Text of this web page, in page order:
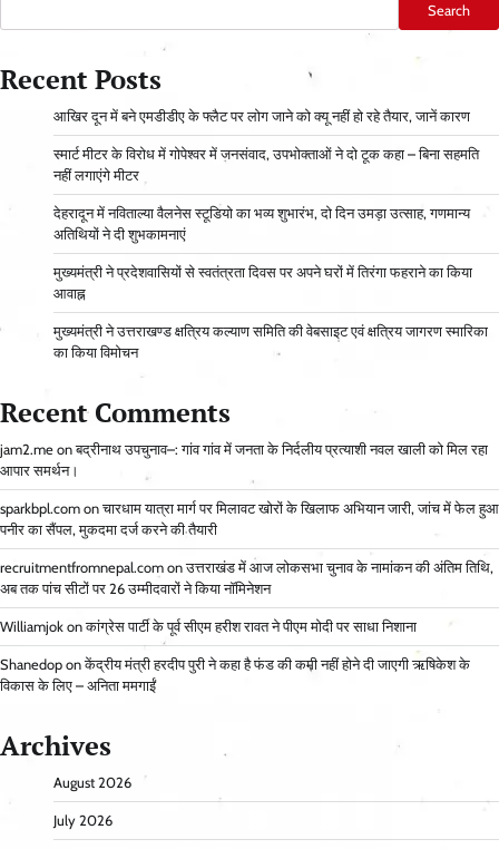
Search
Recent Posts
आ​खिर दून में बने एमडीडीए के फ्लैट पर लोग जाने को क्यू नहीं हो रहे तैयार, जानें कारण
स्मार्ट मीटर के विरोध में गोपेश्वर में जनसंवाद, उपभोक्ताओं ने दो टूक कहा – बिना सहमति
नहीं लगाएंगे मीटर
देहरादून में नविताल्या वैलनेस स्टूडियो का भव्य शुभारंभ, दो दिन उमड़ा उत्साह, गणमान्य
अतिथियों ने दी शुभकामनाएं
मुख्यमंत्री ने प्रदेशवासियों से स्वतंत्रता दिवस पर अपने घरों में तिरंगा फहराने का किया
आवाह्न
मुख्यमंत्री ने उत्तराखण्ड क्षत्रिय कल्याण समिति की वेबसाइट एवं क्षत्रिय जागरण स्मारिका
का किया विमोचन
Recent Comments
jam2.me onबद्रीनाथ उपचुनाव–: गांव गांव में जनता के निर्दलीय प्रत्याशी नवल खाली को मिल रहा
आपार समर्थन।
sparkbpl.com onचारधाम यात्रा मार्ग पर मिलावट खोरों के खिलाफ अभियान जारी, जांच में फेल हुआ
पनीर का सैंपल, मुकदमा दर्ज करने की तैयारी
recruitmentfromnepal.com onउत्तराखंड में आज लोकसभा चुनाव के नामांकन की अंतिम तिथि,
अब तक पांच सीटों पर 26 उम्मीदवारों ने किया नॉमिनेशन
Williamjok onकांग्रेस पार्टी के पूर्व सीएम हरीश रावत ने पीएम मोदी पर साधा निशाना
Shanedop onकेंद्रीय मंत्री हरदीप पुरी ने कहा है फंड की कमी नहीं होने दी जाएगी ऋषिकेश के
विकास के लिए – अनिता ममगाईं
Archives
August 2026
July 2026